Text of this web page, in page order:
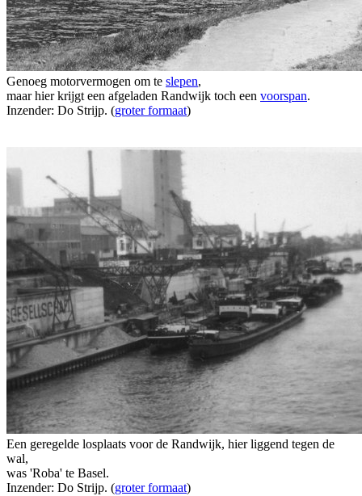
Genoeg motorvermogen om te slepen,
maar hier krijgt een afgeladen Randwijk toch een voorspan.
Inzender: Do Strijp. (groter formaat)
Een geregelde losplaats voor de Randwijk, hier liggend tegen de
wal,
was 'Roba' te Basel.
Inzender: Do Strijp. (groter formaat)